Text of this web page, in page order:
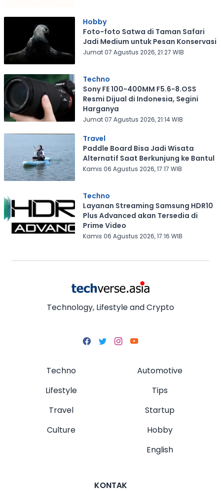
Hobby
Foto-foto Satwa di Taman Safari
Jadi Medium untuk Pesan Konservasi
Jumat 07 Agustus 2026, 21:27 WIB
Techno
Sony FE 100-400MM F5.6-8.OSS
Resmi Dijual di Indonesia, Segini
Harganya
Jumat 07 Agustus 2026, 21:14 WIB
Travel
Paddle Board Bisa Jadi Wisata
Alternatif Saat Berkunjung ke Bantul
Kamis 06 Agustus 2026, 17:17 WIB
Techno
Layanan Streaming Samsung HDR10
Plus Advanced akan Tersedia di
Prime Video
Kamis 06 Agustus 2026, 17:16 WIB
Technology, Lifestyle and Crypto
Techno
Lifestyle
Travel
Culture
Automotive
Tips
Startup
Hobby
English
KONTAK